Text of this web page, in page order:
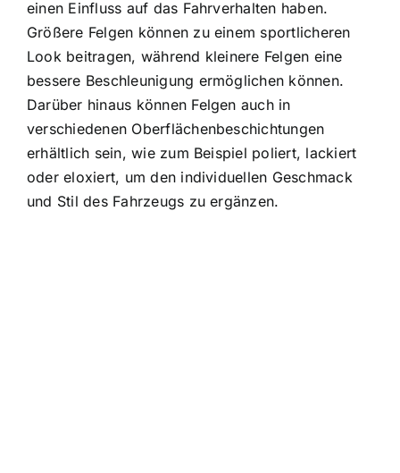
einen Einfluss auf das Fahrverhalten haben.
Größere Felgen können zu einem sportlicheren
Look beitragen, während kleinere Felgen eine
bessere Beschleunigung ermöglichen können.
Darüber hinaus können Felgen auch in
verschiedenen Oberflächenbeschichtungen
erhältlich sein, wie zum Beispiel poliert, lackiert
oder eloxiert, um den individuellen Geschmack
und Stil des Fahrzeugs zu ergänzen.